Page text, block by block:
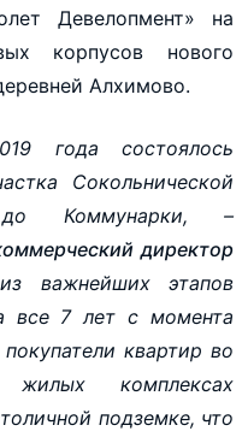
Девелопмент» на
корпусов нового
Алхимово.
года состоялось
Сокольнической
до Коммунарки, –
директор
важнейших этапов
все 7 лет с момента
квартир во
жилых комплексах
подземке, что